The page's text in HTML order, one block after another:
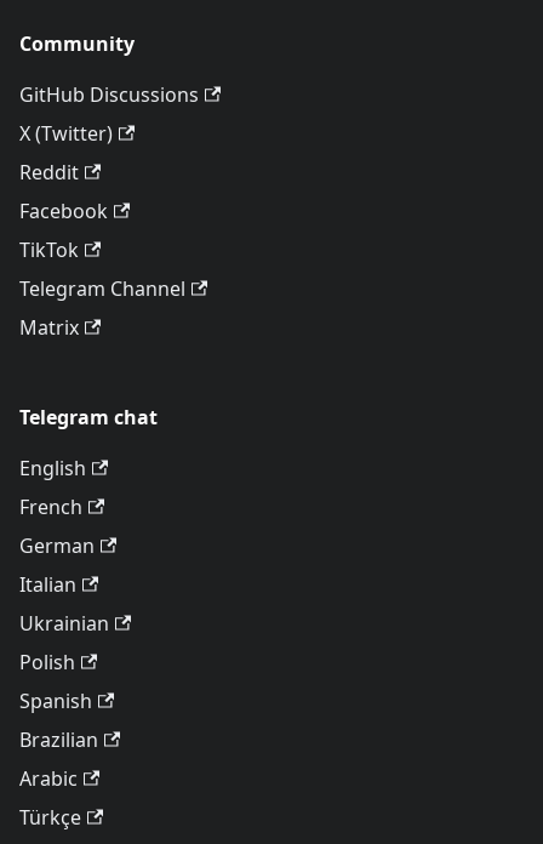
Community
GitHub Discussions
X (Twitter)
Reddit
Facebook
TikTok
Telegram Channel
Matrix
Telegram chat
English
French
German
Italian
Ukrainian
Polish
Spanish
Brazilian
Arabic
Türkçe